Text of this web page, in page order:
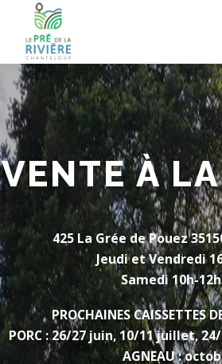
Aller au contenu
ACCUEIL PRÉSENTATION
OÙ ACHETER NOS PRODUITS ?
SÉJOUR À LA FERME CONTACT
VENTE À
425 La Grée de Pouez
Jeudi et Vendredi
Samedi 10h-
PROCHAINES CAISSETTES
PORC : 26/27 juin, 10/11 juillet,
AGNEAU :